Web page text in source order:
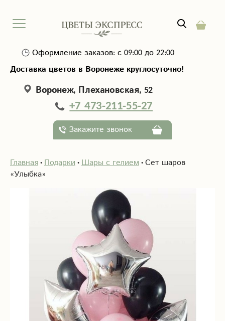
Оформление заказов: с 09:00 до 22:00
Доставка цветов в Воронеже круглосуточно!
Воронеж, Плехановская, 52
+7 473-211-55-27
Закажите звонок
Главная Подарки Шары с гелием Сет шаров
«Улыбка»